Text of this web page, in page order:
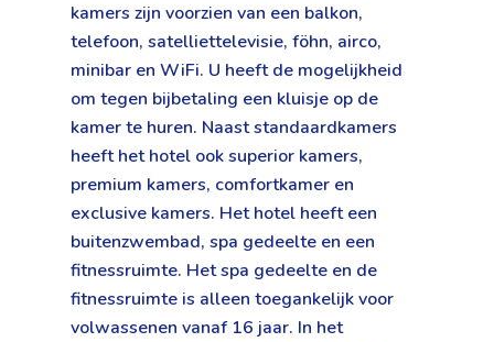
kamers zijn voorzien van een balkon,
telefoon, satelliettelevisie, föhn, airco,
minibar en WiFi. U heeft de mogelijkheid
om tegen bijbetaling een kluisje op de
kamer te huren. Naast standaardkamers
heeft het hotel ook superior kamers,
premium kamers, comfortkamer en
exclusive kamers. Het hotel heeft een
buitenzwembad, spa gedeelte en een
fitnessruimte. Het spa gedeelte en de
fitnessruimte is alleen toegankelijk voor
volwassenen vanaf 16 jaar. In het